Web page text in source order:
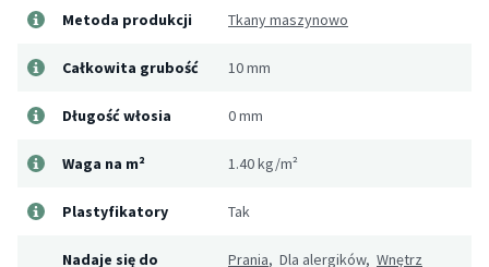
Metoda produkcji Tkany maszynowo
Całkowita grubość 10 mm
Długość włosia 0 mm
Waga na m² 1.40 kg/m²
Plastyfikatory Tak
Nadaje się do Prania, Dla alergików, Wnętrz